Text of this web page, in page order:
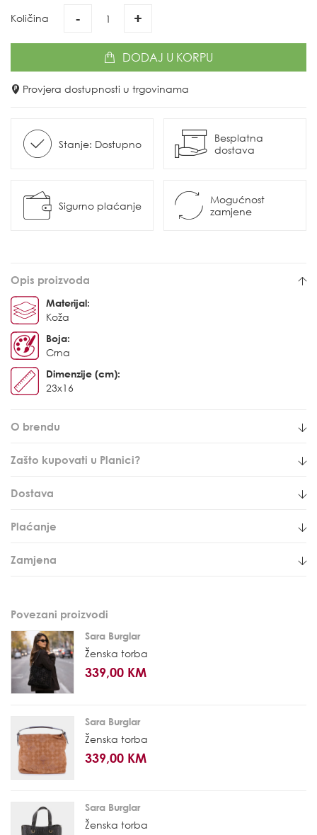
Količina - +
DODAJ U KORPU
Provjera dostupnosti u trgovinama
Stanje: Dostupno
Besplatna
dostava
Sigurno plaćanje
Mogućnost
zamjene
Opis proizvoda
Materijal:
Koža
Boja:
Crna
Dimenzije (cm):
23x16
O brendu
Zašto kupovati u Planici?
Dostava
Plaćanje
Zamjena
Povezani proizvodi
Sara Burglar
Ženska torba
339,00 KM
Sara Burglar
Ženska torba
339,00 KM
Sara Burglar
Ženska torba